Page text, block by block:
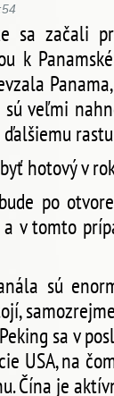
sa začali
k
veľmi
hotový v
po
v tomto
sú
sa v
USA, na
Čína je